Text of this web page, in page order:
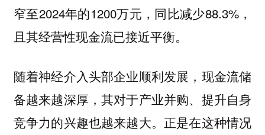
窄至2024年的1200万元，同比减少88.3%，
且其经营性现金流已接近平衡。
随着神经介入头部企业顺利发展，现金流储
备越来越深厚，其对于产业并购、提升自身
竞争力的兴趣也越来越大。正是在这种情况